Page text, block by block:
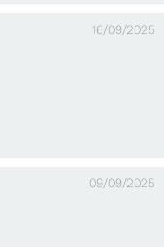
16/09/2025
09/09/2025